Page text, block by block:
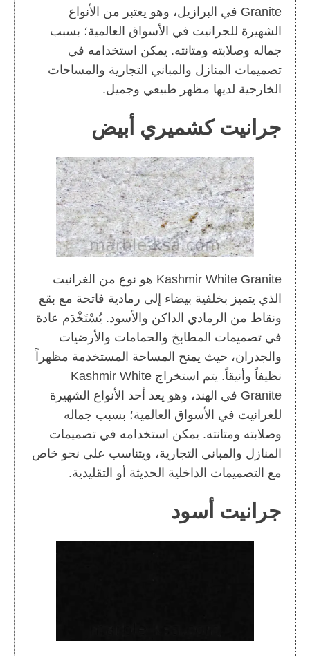
Granite في البرازيل، وهو يعتبر من الأنواع
الشهيرة للجرانيت في الأسواق العالمية؛ بسبب
جماله وصلابته ومتانته. يمكن استخدامه في
تصميمات المنازل والمباني التجارية والمساحات
الخارجية لديها مظهر طبيعي وجميل.
جرانيت كشميري أبيض
Kashmir White Granite هو نوع من الغرانيت
الذي يتميز بخلفية بيضاء إلى رمادية فاتحة مع بقع
ونقاط من الرمادي الداكن والأسود. يُسْتَخْدَم عادة
في تصميمات المطابخ والحمامات والأرضيات
والجدران، حيث يمنح المساحة المستخدمة مظهراً
نظيفاً وأنيقاً. يتم استخراج Kashmir White
Granite في الهند، وهو يعد أحد الأنواع الشهيرة
للغرانيت في الأسواق العالمية؛ بسبب جماله
وصلابته ومتانته. يمكن استخدامه في تصميمات
المنازل والمباني التجارية، ويتناسب على نحو خاص
مع التصميمات الداخلية الحديثة أو التقليدية.
جرانيت أسود